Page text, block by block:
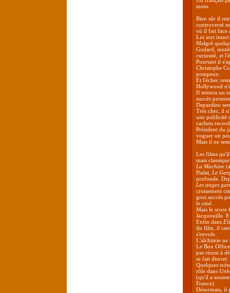
moto.
Bien sûr il
controversé
où il fait face
Lui sort intact
Malgré
Godard,
curiosité, et
Pourtant il
Christophe
pompeux.
Et l'échec
Hollywood
Il tentera un
succès
Depardieu
Très cher, il
une publicité
cachets
Président du
voguer un
Mais il ne
Les films
mais
La Machine
Pialat, Le
profonde.
Les anges
croisement
gros succès
le ciné.
Mais le score
Jacquouille.
Enfin dans
du film, il rate
s'envole.
L'alchimie ne
Le Box
pas réussi à
se fait discret.
Quelques
rôle dans
(qu'il a
France).
Désormais, il